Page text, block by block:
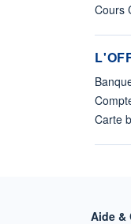
Cours
Carte
Aide &